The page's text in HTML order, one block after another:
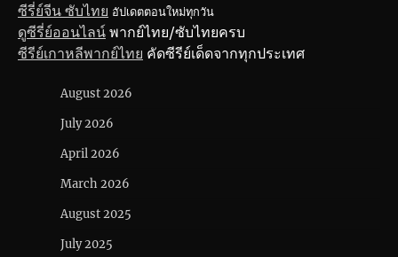
ซีรี่ย์จีน ซับไทย อัปเดตตอนใหม่ทุกวัน
ดูซีรี่ย์ออนไลน์ พากย์ไทย/ซับไทยครบ
ซีรีย์เกาหลีพากย์ไทย คัดซีรีย์เด็ดจากทุกประเทศ
August 2026
July 2026
April 2026
March 2026
August 2025
July 2025